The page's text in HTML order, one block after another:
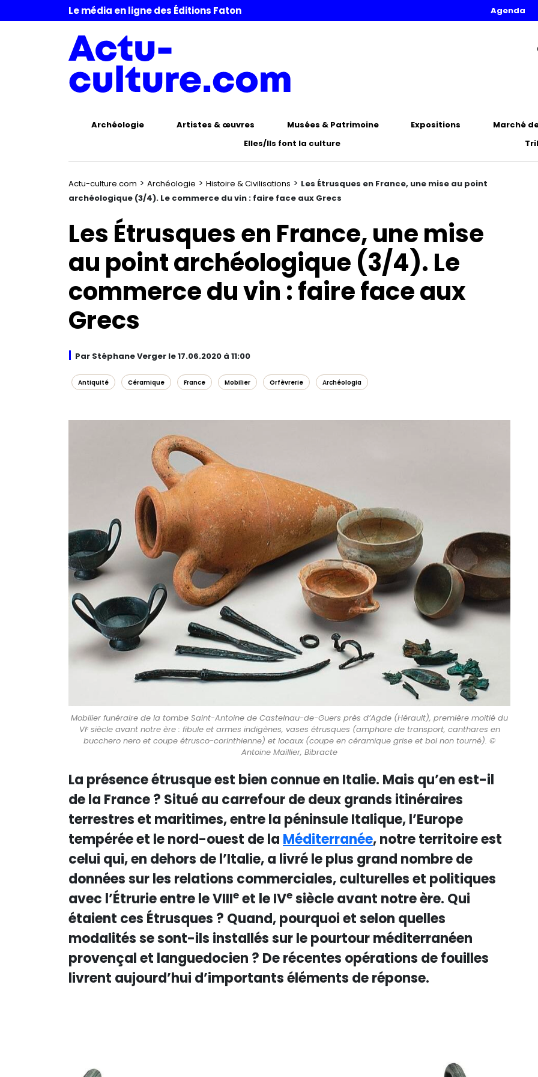
Le média en ligne des Éditions Faton Agenda
Archéologie Artistes & œuvres Musées & Patrimoine Expositions
Marché
Elles/Ils font la culture
Actu-culture.com > Archéologie > Histoire & Civilisations > Les Étrusques en France, une mise au point
archéologique (3/4). Le commerce du vin : faire face aux Grecs
Les Étrusques en France, une mise
au point archéologique (3/4). Le
commerce du vin : faire face aux
Grecs
Par Stéphane Verger le 17.06.2020 à 11:00
Antiquité Céramique France Mobilier Orfèvrerie Archéologia
Mobilier funéraire de la tombe Saint-Antoine de Castelnau-de-Guers près d’Agde (Hérault), première moitié du
VIᵉ siècle avant notre ère : fibule et armes indigènes, vases étrusques (amphore de transport, canthares en
bucchero nero et coupe étrusco-corinthienne) et locaux (coupe en céramique grise et bol non tourné). ©
Antoine Maillier, Bibracte
La présence étrusque est bien connue en Italie. Mais qu’en est-il
de la France ? Situé au carrefour de deux grands itinéraires
terrestres et maritimes, entre la péninsule Italique, l’Europe
tempérée et le nord-ouest de la Méditerranée, notre territoire est
celui qui, en dehors de l’Italie, a livré le plus grand nombre de
données sur les relations commerciales, culturelles et politiques
avec l’Étrurie entre le VIIIe et le IVe siècle avant notre ère. Qui
étaient ces Étrusques ? Quand, pourquoi et selon quelles
modalités se sont-ils installés sur le pourtour méditerranéen
provençal et languedocien ? De récentes opérations de fouilles
livrent aujourd’hui d’importants éléments de réponse.